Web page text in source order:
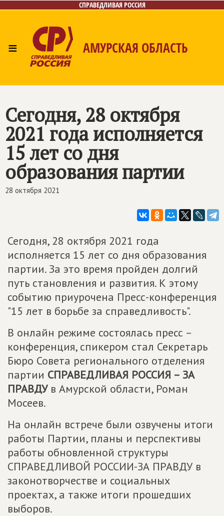
СПРАВЕДЛИВАЯ РОССИЯ
≡ АМУРСКАЯ ОБЛАСТЬ
Контакты
Сегодня, 28 октября
2021 года исполняется
15 лет со дня
образования партии
28 октября 2021
Сегодня, 28 октября 2021 года
исполняется 15 лет со дня образования
партии. За это время пройден долгий
путь становления и развития. К этому
событию приурочена Пресс-конференция
"15 лет в борьбе за справедливость".
В онлайн режиме состоялась пресс –
конференция, спикером стал Секретарь
Бюро Совета регионального отделения
партии СПРАВЕДЛИВАЯ РОССИЯ – ЗА
ПРАВДУв Амурской области, Роман
Мосеев.⠀
На онлайн встрече были озвучены итоги
работы Партии, планы и перспективы
работы обновленной структуры
СПРАВЕДЛИВОЙ РОССИИ-ЗА ПРАВДУ в
законотворчестве и социальных
проектах, а также итоги прошедших
выборов.